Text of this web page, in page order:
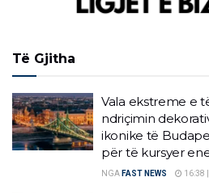
Të Gjitha
Vala ekstreme e
ndriçimin
ikonike të
për të kursyer
NGA FAST NEWS 16:38